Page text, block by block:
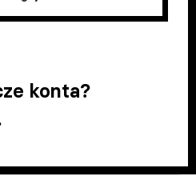
konta?